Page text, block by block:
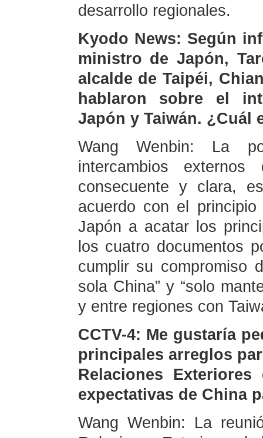
desarrollo regionales.
Kyodo News: Según
ministro de Japón,
alcalde de Taipéi,
hablaron sobre el
Japón y Taiwán. ¿Cuál
Wang Wenbin: La
intercambios
consecuente y clara,
acuerdo con el
Japón a acatar los
los cuatro documentos
cumplir su compromiso
sola China” y “solo
y entre regiones con
CCTV-4: Me gustaría
principales arreglos
Relaciones
expectativas de China
Wang Wenbin: La